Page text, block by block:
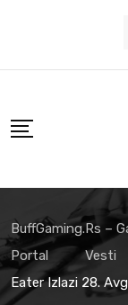
BuffGaming.rs –
Portal
Vesti
Eater Izlazi 28.